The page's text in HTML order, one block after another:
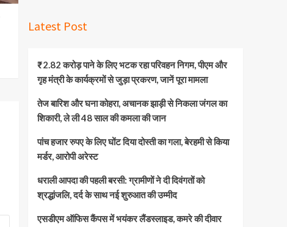
Latest Post
₹2.82 करोड़ पाने के लिए भटक रहा परिवहन निगम, पीएम और
गृह मंत्री के कार्यक्रमों से जुड़ा प्रकरण, जानें पूरा मामला
तेज बारिश और घना कोहरा, अचानक झाड़ी से निकला जंगल का
शिकारी, ले ली 48 साल की कमला की जान
पांच हजार रुपए के लिए घोंट दिया दोस्ती का गला, बेरहमी से किया
मर्डर, आरोपी अरेस्ट
धराली आपदा की पहली बरसी: ग्रामीणों ने दी दिवंगतों को
श्रद्धांजलि, दर्द के साथ नई शुरुआत की उम्मीद
एसडीएम ऑफिस कैंपस में भयंकर लैंडस्लाइड, कमरे की दीवार